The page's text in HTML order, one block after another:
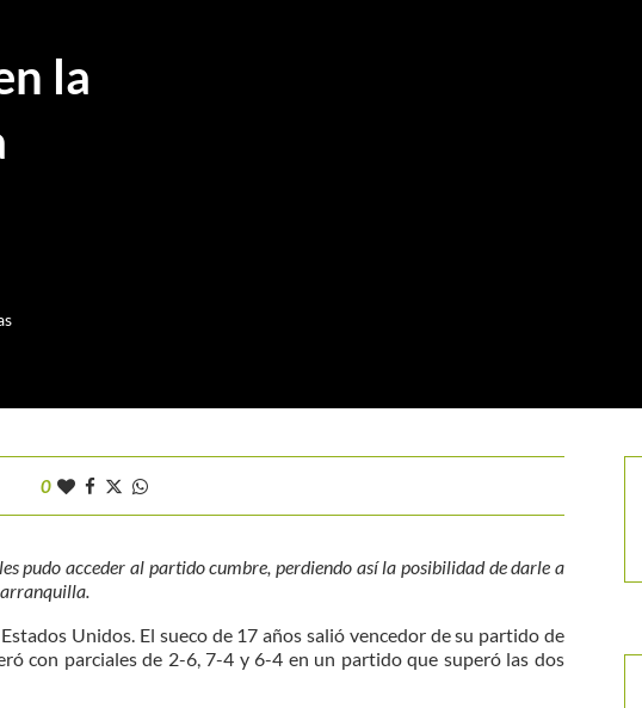
la
0
pudo acceder al partido cumbre, perdiendo así la posibilidad de darle a
Unidos. El sueco de 17 años salió vencedor de su partido de
con parciales de 2-6, 7-4 y 6-4 en un partido que superó las dos